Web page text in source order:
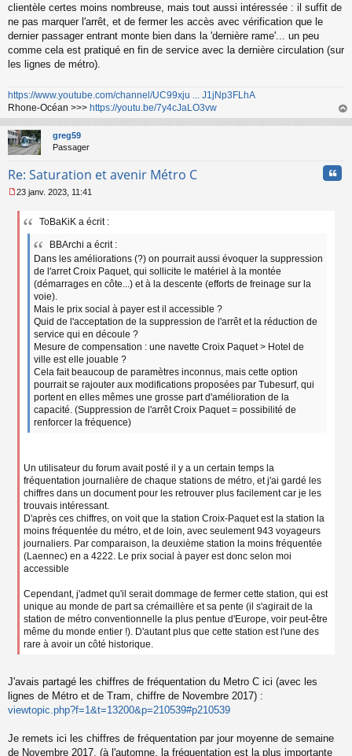
clientèle certes moins nombreuse, mais tout aussi intéressée : il suffit de
ne pas marquer l'arrêt, et de fermer les accès avec vérification que le
dernier passager entrant monte bien dans la 'dernière rame'... un peu
comme cela est pratiqué en fin de service avec la dernière circulation (sur
les lignes de métro).
https://www.youtube.com/channel/UC99xju ... J1jNp3FLhA
Rhone-Océan >>> https://youtu.be/7y4cJaLO3vw
au
greg59
Passager
Re: Saturation et avenir Métro C
e
23 janv. 2023, 11:41
ToBaKiK a écrit :
BBArchi a écrit :
Dans les améliorations (?) on pourrait aussi évoquer la suppression
de l'arret Croix Paquet, qui sollicite le matériel à la montée
(démarrages en côte...) et à la descente (efforts de freinage sur la
voie).
Mais le prix social à payer est il accessible ?
Quid de l'acceptation de la suppression de l'arrêt et la réduction de
service qui en découle ?
Mesure de compensation : une navette Croix Paquet > Hotel de
ville est elle jouable ?
Cela fait beaucoup de paramètres inconnus, mais cette option
pourrait se rajouter aux modifications proposées par Tubesurf, qui
portent en elles mêmes une grosse part d'amélioration de la
capacité. (Suppression de l'arrêt Croix Paquet = possibilité de
renforcer la fréquence)
Un utilisateur du forum avait posté il y a un certain temps la
fréquentation journalière de chaque stations de métro, et j'ai gardé les
chiffres dans un document pour les retrouver plus facilement car je les
trouvais intéressant.
D'après ces chiffres, on voit que la station Croix-Paquet est la station la
moins fréquentée du métro, et de loin, avec seulement 943 voyageurs
journaliers. Par comparaison, la deuxième station la moins fréquentée
(Laennec) en a 4222. Le prix social à payer est donc selon moi
accessible
Cependant, j'admet qu'il serait dommage de fermer cette station, qui est
unique au monde de part sa crémaillère et sa pente (il s'agirait de la
station de métro conventionnelle la plus pentue d'Europe, voir peut-être
même du monde entier !). D'autant plus que cette station est l'une des
rare à avoir un côté historique.
J'avais partagé les chiffres de fréquentation du Metro C ici (avec les
lignes de Métro et de Tram, chiffre de Novembre 2017) :
viewtopic.php?f=1&t=13200&p=210539#p210539
Je remets ici les chiffres de fréquentation par jour moyenne de semaine
de Novembre 2017, (à l'automne, la fréquentation est la plus importante